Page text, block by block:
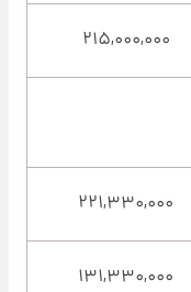
۲۱۵,۰۰۰,۰۰۰
۲۲۱,۳۳۰,۰۰۰
۱۳۱,۳۳۰,۰۰۰